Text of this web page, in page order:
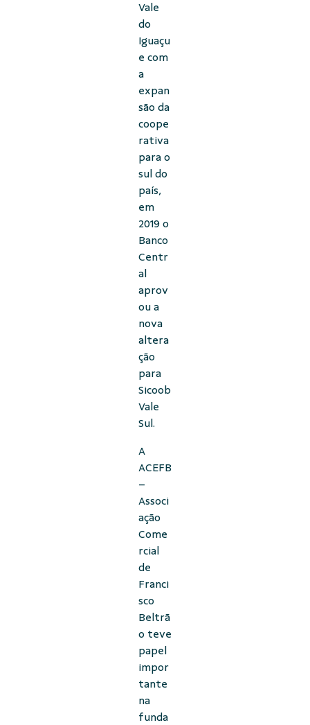
Vale
do
Iguaçu
e com
a
expan
são da
coope
rativa
para o
sul do
país,
em
2019 o
Banco
Centr
al
aprov
ou a
nova
altera
ção
para
Sicoob
Vale
Sul.
A
ACEFB
–
Associ
ação
Come
rcial
de
Franci
sco
Beltrã
o teve
papel
impor
tante
na
funda